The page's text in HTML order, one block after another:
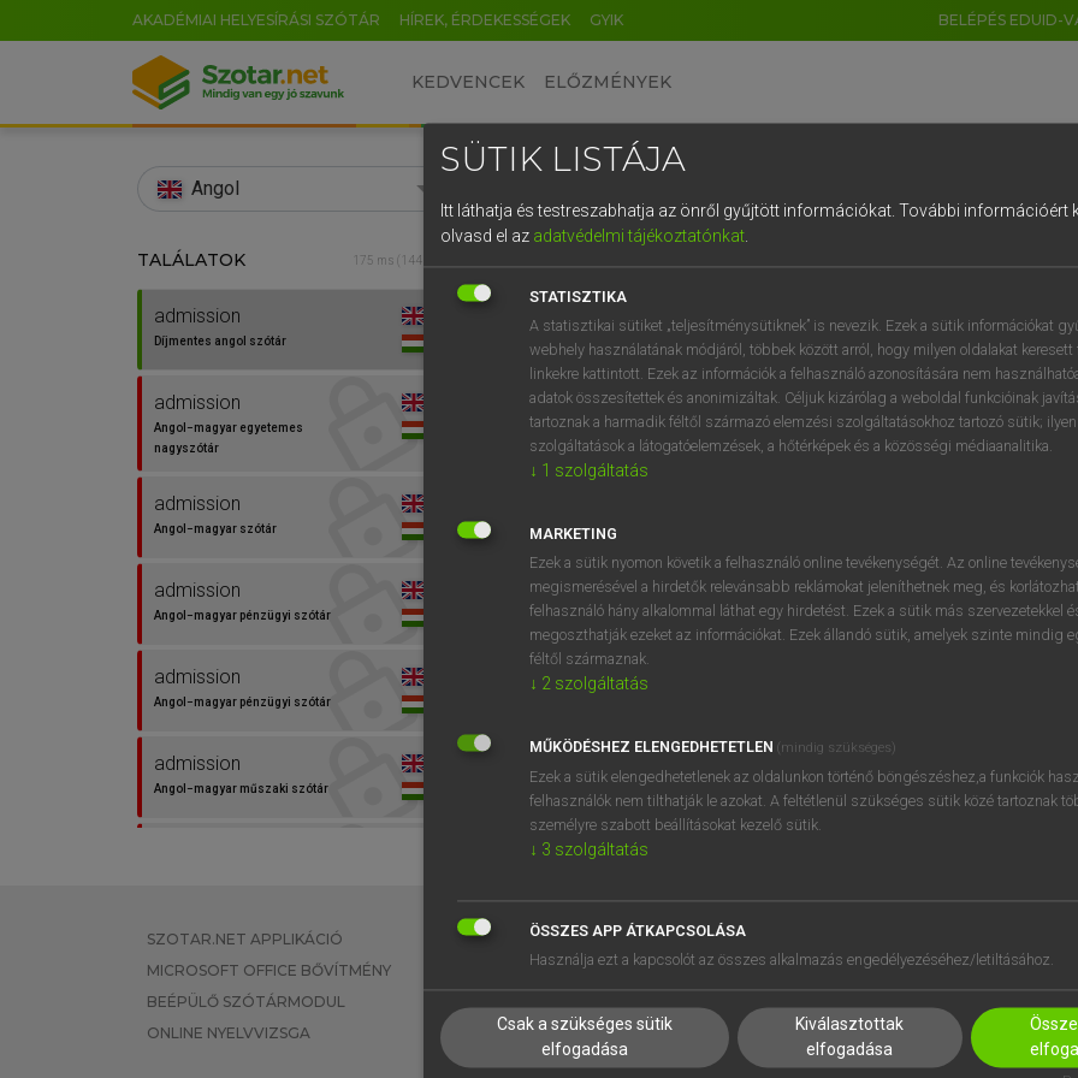
AKADÉMIAI HELYESÍRÁSI SZÓTÁR HÍREK, ÉRDEKESSÉGEK GYIK BELÉPÉS EDUID-
KEDVENCEK ELŐZMÉNYEK
Angol
TALÁLATOK 175 ms (144 db)
admission
Díjmentes angol szótár
admission
Angol−magyar egyetemes
nagyszótár
admission
Angol−magyar szótár
admission
Angol−magyar pénzügyi szótár
admission
Angol−magyar pénzügyi szótár
admission
Angol−magyar műszaki szótár
adm.
nagyszótár
admissible
Díjmentes angol szótár
admission fn
elismerés
felvétel
beismerés
bebocsátás
belépődíj
bejutás (
⚲ admissionkeresése szótárainkban
SZOTAR.NET APPLIKÁCIÓ
MICROSOFT OFFICE BŐVÍTMÉNY
BEÉPÜLŐ SZÓTÁRMODUL
ONLINE NYELVVIZSGA
EGYÉNI FELHASZNÁLÓKNAK
TANULÓKNAK
VÁLLALATI MEGOLDÁSOK
SÚGÓ
RÓLUNK
SÜTI BEÁLLÍTÁSOK
SÜTIK LISTÁJA
Itt láthatja és testreszabhatja az önről gyűjtött információkat. További információért
olvasd el az adatvédelmi tájékoztatónkat.
STATISZTIKA
A statisztikai sütiket „teljesítménysütiknek” is nevezik. Ezek a sütik információkat
webhely használatának módjáról, többek között arról, hogy milyen oldalakat keresett
linkekre kattintott. Ezek az információk a felhasználó azonosítására nem
adatok összesítettek és anonimizáltak. Céljuk kizárólag a weboldal funkcióinak
tartoznak a harmadik féltől származó elemzési szolgáltatásokhoz tartozó sütik;
szolgáltatások a látogatóelemzések, a hőtérképek és a közösségi médiaanalitika.
↓ 1 szolgáltatás
MARKETING
Ezek a sütik nyomon követik a felhasználó online tevékenységét. Az online
megismerésével a hirdetők relevánsabb reklámokat jeleníthetnek meg, és
felhasználó hány alkalommal láthat egy hirdetést. Ezek a sütik más szervezetekkel
megoszthatják ezeket az információkat. Ezek állandó sütik, amelyek szinte mindig
féltől származnak.
↓ 2 szolgáltatás
MŰKÖDÉSHEZ ELENGEDHETETLEN (mindig szükséges)
Ezek a sütik elengedhetetlenek az oldalunkon történő böngészéshez,a funkciók
felhasználók nem tilthatják le azokat. A feltétlenül szükséges sütik közé tartoznak
személyre szabott beállításokat kezelő sütik.
↓ 3 szolgáltatás
ÖSSZES APP ÁTKAPCSOLÁSA
Használja ezt a kapcsolót az összes alkalmazás engedélyezéséhez/letiltásához.
Csak a szükséges sütik
elfogadása
Kiválasztottak
elfogadása
EN HU DE CN FR ES IT NL
0 1 2 3 4 5 6 7 8 9
q w e r t z u i
a s d f g h j k l é
í y x c v b n m , .